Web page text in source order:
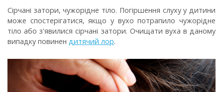
Сірчані затори, чужорідне тіло. Погіршення слуху у дитини
може спостерігатися, якщо у вухо потрапило чужорідне
тіло або з'явилися сірчані затори. Очищати вуха в даному
випадку повинен дитячий лор.